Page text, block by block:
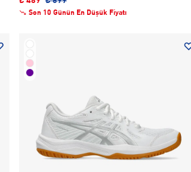
Son 10 Günün En Düşük Fiyatı